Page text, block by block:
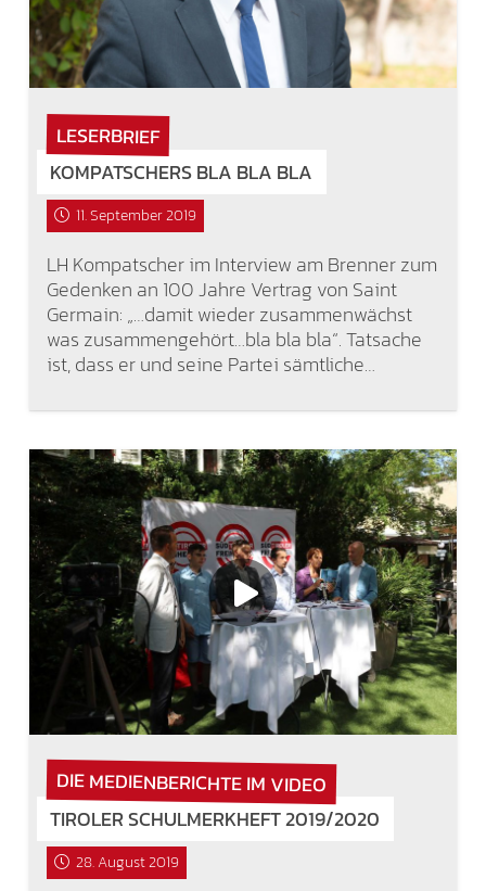
LESERBRIEF
KOMPATSCHERS BLA BLA BLA
11. September 2019
LH Kompatscher im Interview am Brenner zum
Gedenken an 100 Jahre Vertrag von Saint
Germain: „…damit wieder zusammenwächst
was zusammengehört…bla bla bla“. Tatsache
ist, dass er und seine Partei sämtliche…
DIE MEDIENBERICHTE IM VIDEO
TIROLER SCHULMERKHEFT 2019/2020
28. August 2019